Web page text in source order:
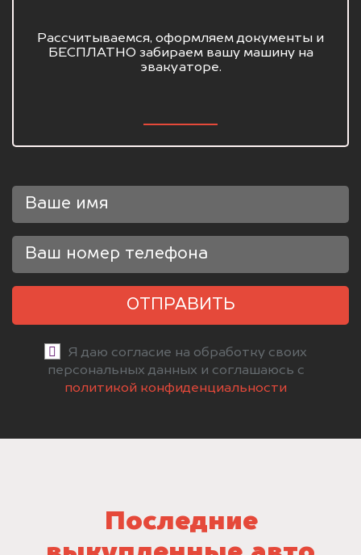
Рассчитываемся, оформляем документы и
БЕСПЛАТНО забираем вашу машину на
эвакуаторе.
ОТПРАВИТЬ
Я даю согласие на обработку своих
персональных данных и соглашаюсь с
политикой конфиденциальности
Последние